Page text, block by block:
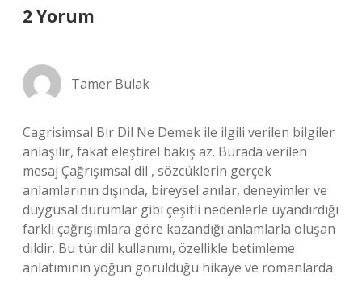
2 Yorum
Tamer Bulak
Cagrisimsal Bir Dil Ne Demek ile ilgili verilen bilgiler
anlaşılır, fakat eleştirel bakış az. Burada verilen
mesaj Çağrışımsal dil , sözcüklerin gerçek
anlamlarının dışında, bireysel anılar, deneyimler ve
duygusal durumlar gibi çeşitli nedenlerle uyandırdığı
farklı çağrışımlara göre kazandığı anlamlarla oluşan
dildir. Bu tür dil kullanımı, özellikle betimleme
anlatımının yoğun görüldüğü hikaye ve romanlarda